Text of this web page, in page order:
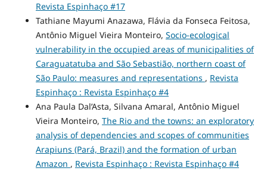
Revista Espinhaço #17
Tathiane Mayumi Anazawa, Flávia da Fonseca Feitosa,
Antônio Miguel Vieira Monteiro, Socio-ecological
vulnerability in the occupied areas of municipalities of
Caraguatatuba and São Sebastião, northern coast of
São Paulo: measures and representations , Revista
Espinhaço : Revista Espinhaço #4
Ana Paula Dal’Asta, Silvana Amaral, Antônio Miguel
Vieira Monteiro, The Rio and the towns: an exploratory
analysis of dependencies and scopes of communities
Arapiuns (Pará, Brazil) and the formation of urban
Amazon , Revista Espinhaço : Revista Espinhaço #4